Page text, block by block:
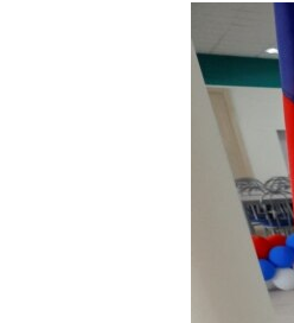
ПОДПИШИТЕСЬ НА РАССЫЛКУ